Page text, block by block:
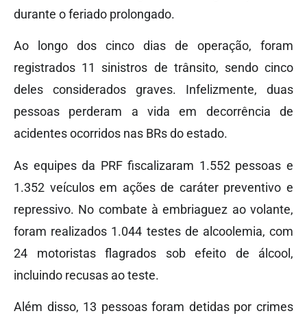
durante o feriado prolongado.
Ao longo dos cinco dias de operação, foram
registrados 11 sinistros de trânsito, sendo cinco
deles considerados graves. Infelizmente, duas
pessoas perderam a vida em decorrência de
acidentes ocorridos nas BRs do estado.
As equipes da PRF fiscalizaram 1.552 pessoas e
1.352 veículos em ações de caráter preventivo e
repressivo. No combate à embriaguez ao volante,
foram realizados 1.044 testes de alcoolemia, com
24 motoristas flagrados sob efeito de álcool,
incluindo recusas ao teste.
Além disso, 13 pessoas foram detidas por crimes